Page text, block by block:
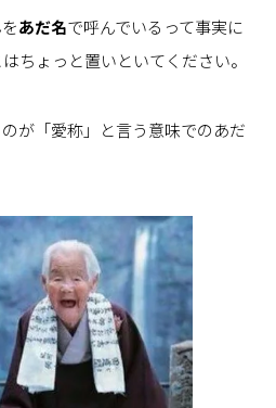
あだ名で呼んでいるって事実に
ちょっと置いといてください。
が「愛称」と言う意味でのあだ